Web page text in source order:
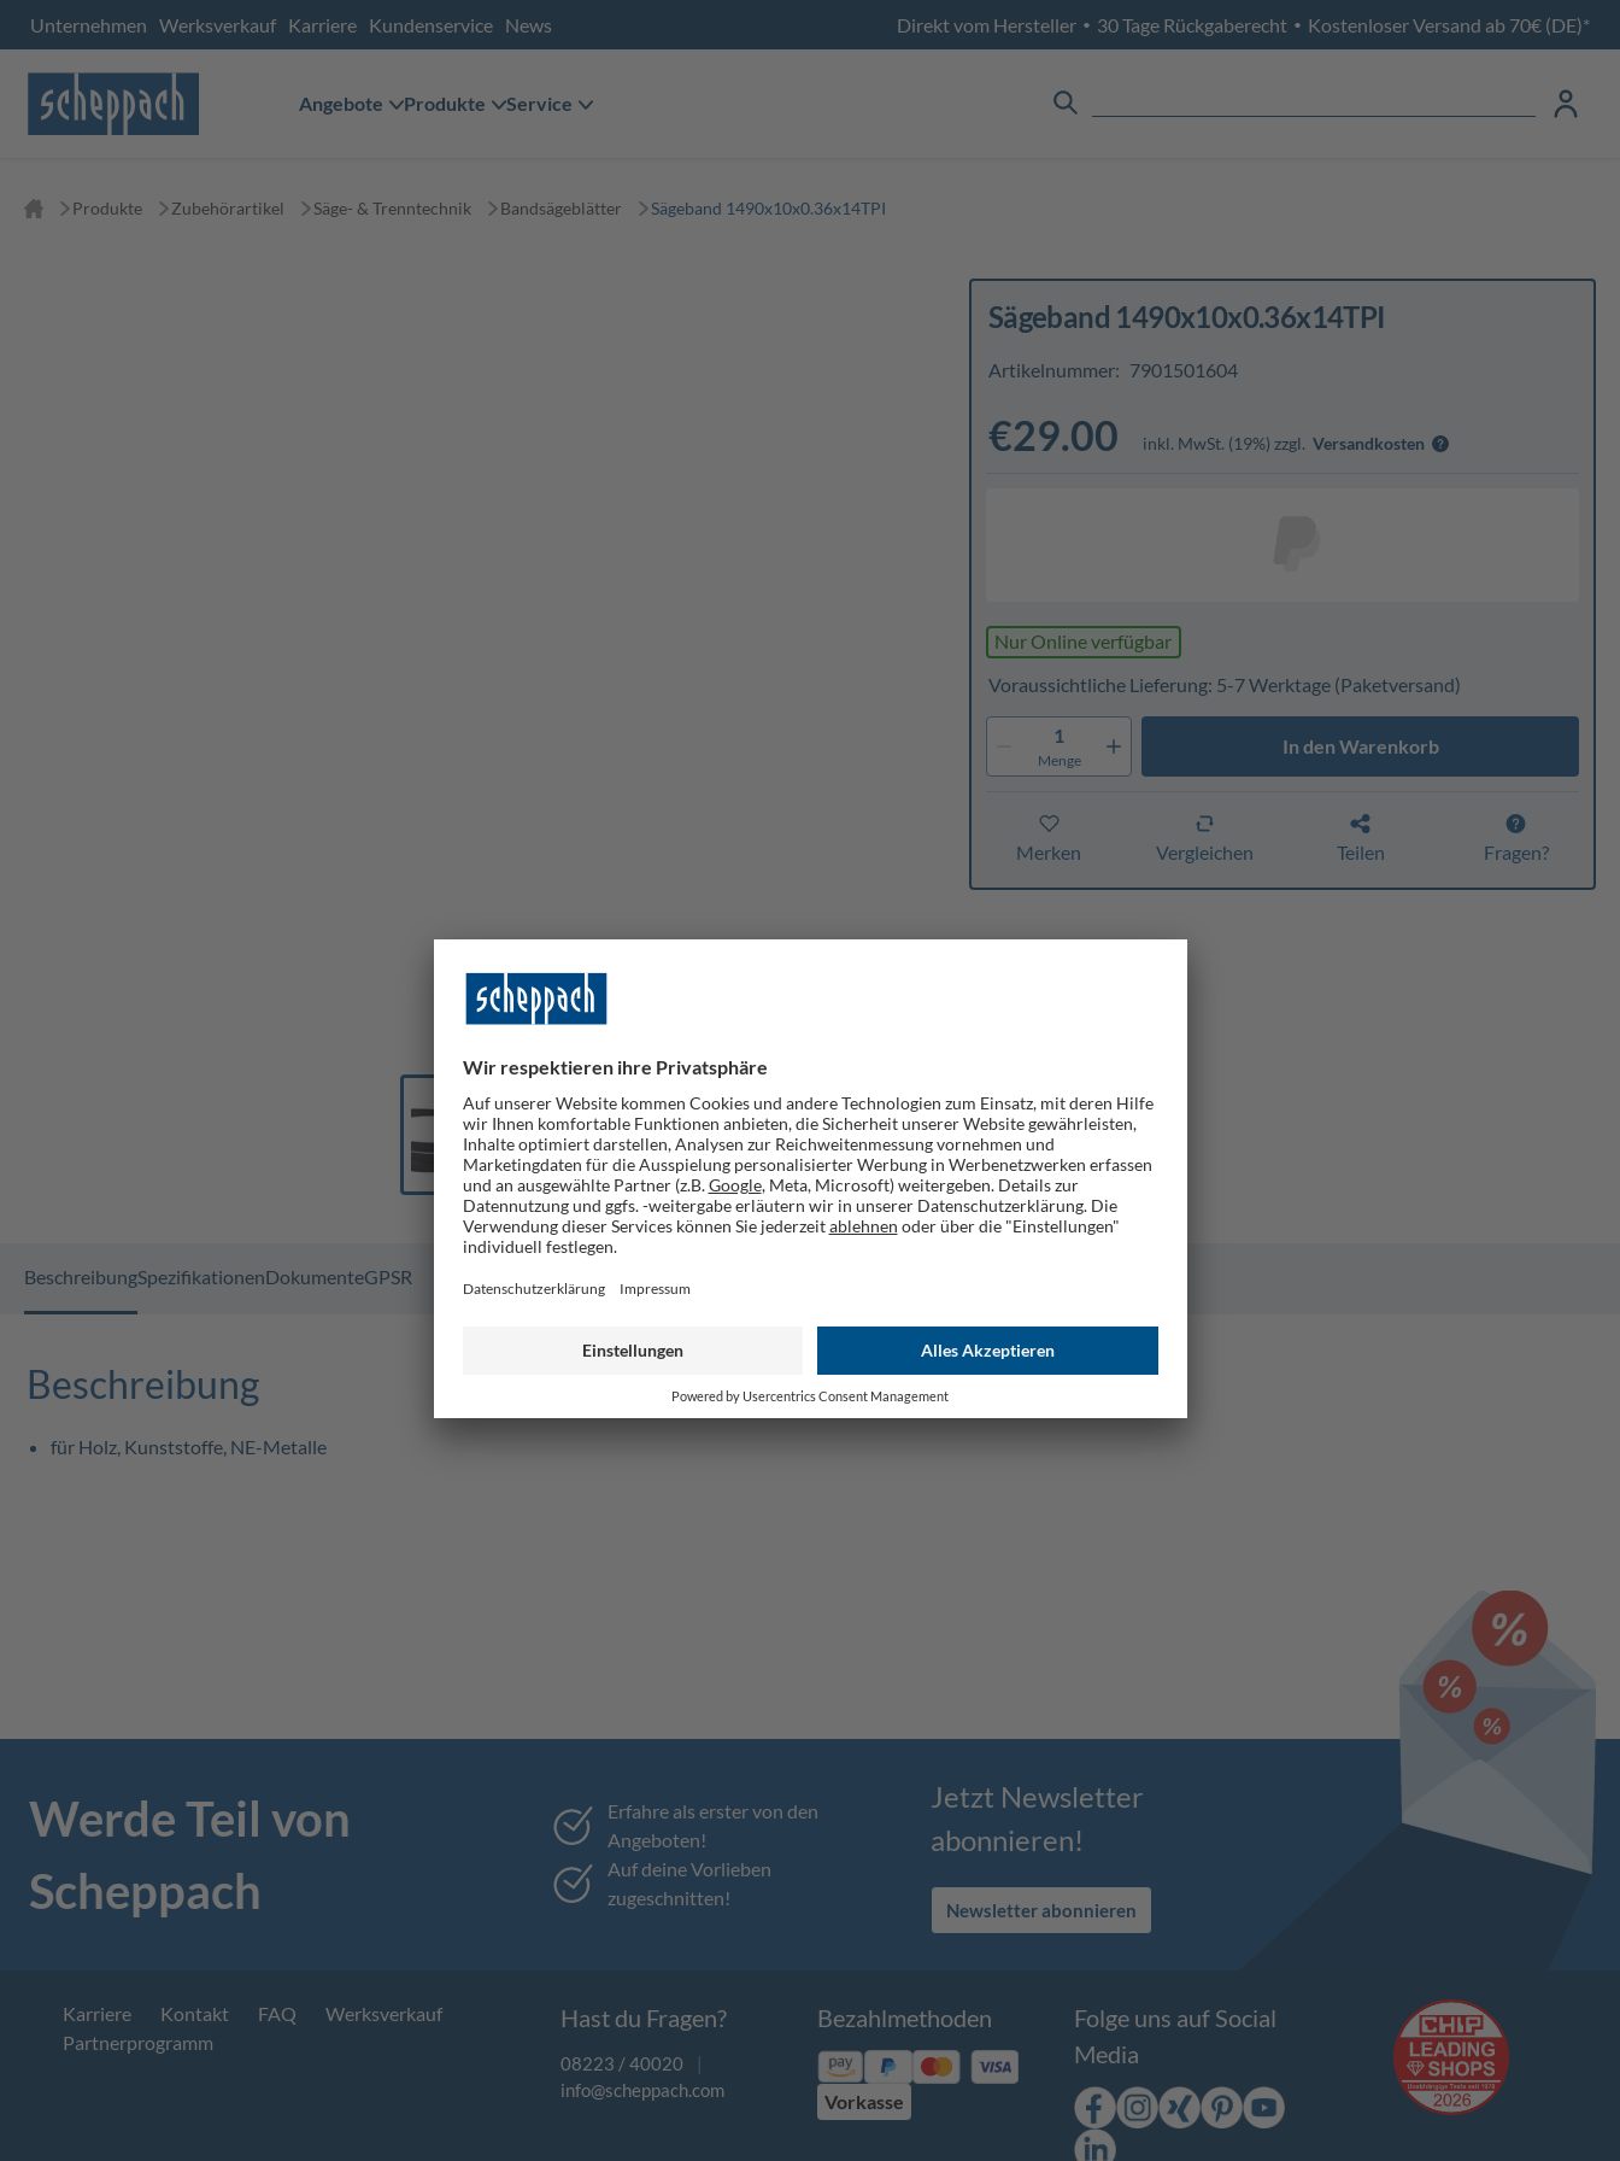
Unternehmen Werksverkauf Karriere Kundenservice News Direkt vom Hersteller • 30 Tage Rückgaberecht • Kostenloser Versand ab 70€ (DE)*
Angebote Produkte Service
Produkte Zubehörartikel Säge- & Trenntechnik Bandsägeblätter Sägeband 1490x10x0.36x14TPI
Sägeband 1490x10x0.36x14TPI
Artikelnummer: 7901501604
€29.00 inkl. MwSt. (19%) zzgl. Versandkosten
Nur Online verfügbar
Voraussichtliche Lieferung: 5-7 Werktage(Paketversand)
1
Menge
In den Warenkorb
Merken Vergleichen Teilen Fragen?
BeschreibungSpezifikationenDokumenteGPSR
Beschreibung
für Holz, Kunststoffe, NE-Metalle
Werde Teil von
Scheppach
Erfahre als erster von den
Angeboten!
Auf deine Vorlieben
zugeschnitten!
Jetzt Newsletter
abonnieren!
Newsletter abonnieren
Karriere Kontakt FAQ
Werksverkauf
Partnerprogramm
Hast du Fragen?
08223 / 40020
|
info@scheppach.com
Bezahlmethoden
Vorkasse
Folge uns auf Social
Media